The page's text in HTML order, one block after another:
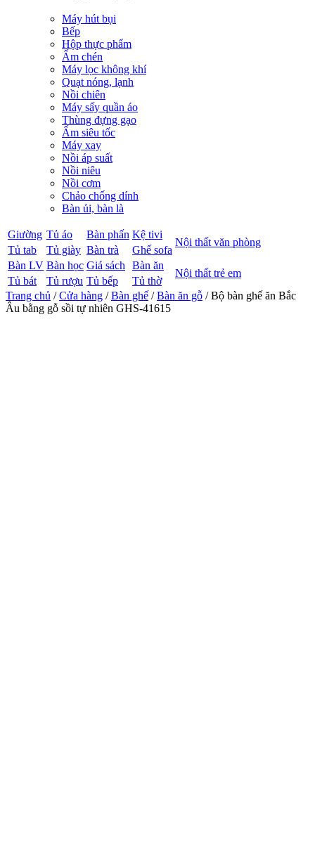
Máy hút bụi
Bếp
Hộp thực phẩm
Ấm chén
Máy lọc không khí
Quạt nóng, lạnh
Nồi chiên
Máy sấy quần áo
Thùng đựng gạo
Ấm siêu tốc
Máy xay
Nồi áp suất
Nồi niêu
Nồi cơm
Chảo chống dính
Bàn ủi, bàn là
Giường Tủ áo Bàn phấn Kệ tivi
Nội thất văn phòng
Tủ tab Tủ giày Bàn trà
Ghế sofa
Bàn LV Bàn học Giá sách Bàn ăn
Nội thất trẻ em
Tủ bát Tủ rượu Tủ bếp
Tủ thờ
Trang chủ /Cửa hàng /Bàn ghế /Bàn ăn gỗ / Bộ bàn ghế ăn Bắc
Âu bằng gỗ sồi tự nhiên GHS-41615